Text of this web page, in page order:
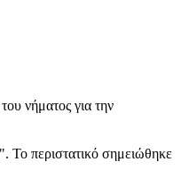
νήματος για την
Το περιστατικό σημειώθηκε